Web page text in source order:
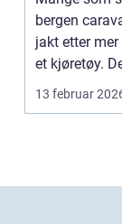
vestlandet
bergen
jakt etter mer
et kjøretøy.
frihet, fl...
13 februar